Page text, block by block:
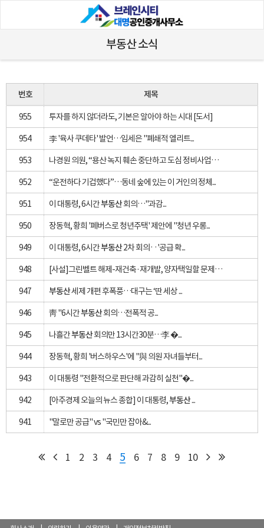
부동산 소식
번호 제목
955 투자를 하지 않더라도, 기본은 알아야 하는 시대 [도서]
954 李 '육사 쿠데타' 발언…임세은 "폐쇄적 엘리트...
953 나경원 의원, “용산 녹지 훼손 중단하고 도심 정비사업으로 ...
952 “운전하다 기겁했다”…동네 숲에 있는 이 거인의 정체...
951 이 대통령, 6시간부동산회의…"과감...
950 장동혁, 황희 '폐버스로 청년주택' 제안에 "청년 우롱...
949 이 대통령, 6시간부동산2차 회의‥'공급 확...
948 [사설]그린벨트 해제-재건축·재개발, 양자택일할 문제인가
947 부동산세제 개편 후폭풍…대구는 ‘딴 세상 ...
946 靑 "6시간부동산회의…전폭적 공...
945 나흘간부동산회의만 13시간30분…李 �...
944 장동혁, 황희 '버스하우스'에 "與 의원 자녀들부터...
943 이 대통령 "전환적으로 판단해 과감히 실천"�...
942 [아주경제 오늘의 뉴스 종합] 이 대통령,부동산...
941 "말로만 공급" vs "국민만 잡아&...
1 2 3 4 5 6 7 8 9 10